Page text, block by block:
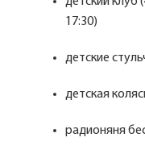
17:30)
детские
детская
радионяня